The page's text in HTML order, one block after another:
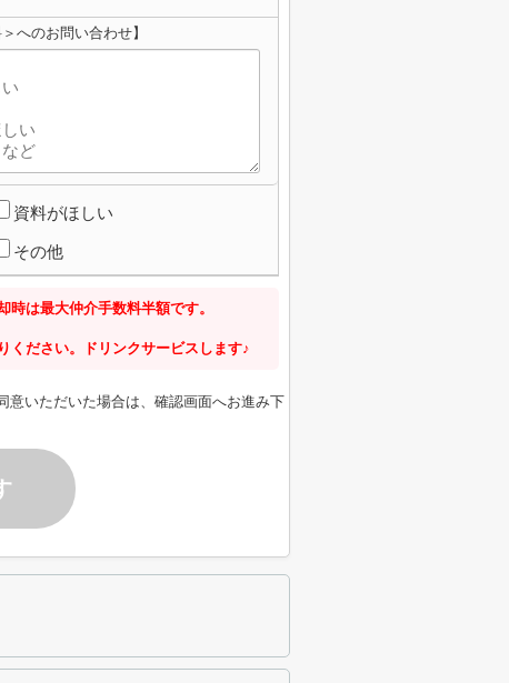
へのお問い合わせ】
資料がほしい
その他
は最大仲介手数料半額です。
ください。ドリンクサービスします♪
意いただいた場合は、確認画面へお進み下